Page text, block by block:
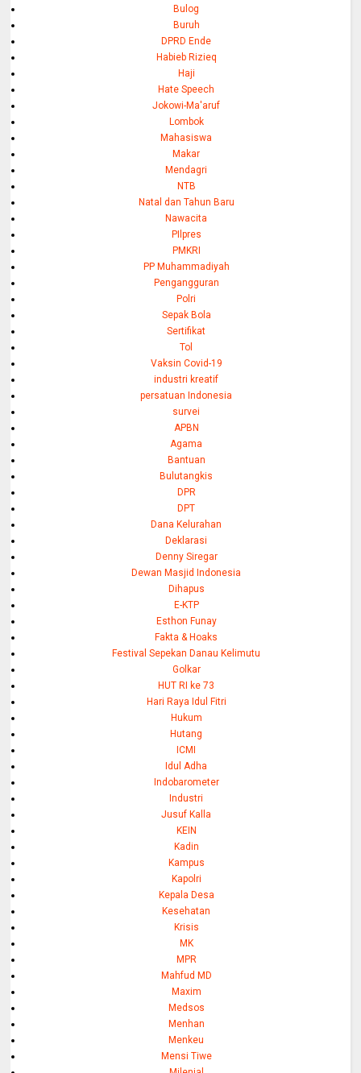
Bulog
Buruh
DPRD Ende
Habieb Rizieq
Haji
Hate Speech
Jokowi-Ma'aruf
Lombok
Mahasiswa
Makar
Mendagri
NTB
Natal dan Tahun Baru
Nawacita
PIlpres
PMKRI
PP Muhammadiyah
Pengangguran
Polri
Sepak Bola
Sertifikat
Tol
Vaksin Covid-19
industri kreatif
persatuan Indonesia
survei
APBN
Agama
Bantuan
Bulutangkis
DPR
DPT
Dana Kelurahan
Deklarasi
Denny Siregar
Dewan Masjid Indonesia
Dihapus
E-KTP
Esthon Funay
Fakta & Hoaks
Festival Sepekan Danau Kelimutu
Golkar
HUT RI ke 73
Hari Raya Idul Fitri
Hukum
Hutang
ICMI
Idul Adha
Indobarometer
Industri
Jusuf Kalla
KEIN
Kadin
Kampus
Kapolri
Kepala Desa
Kesehatan
Krisis
MK
MPR
Mahfud MD
Maxim
Medsos
Menhan
Menkeu
Mensi Tiwe